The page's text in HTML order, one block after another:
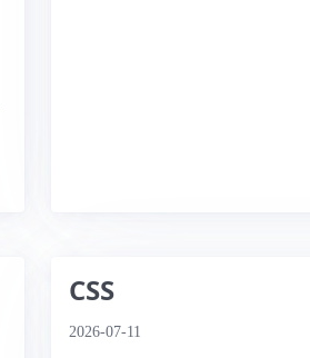
CSS
2026-07-11